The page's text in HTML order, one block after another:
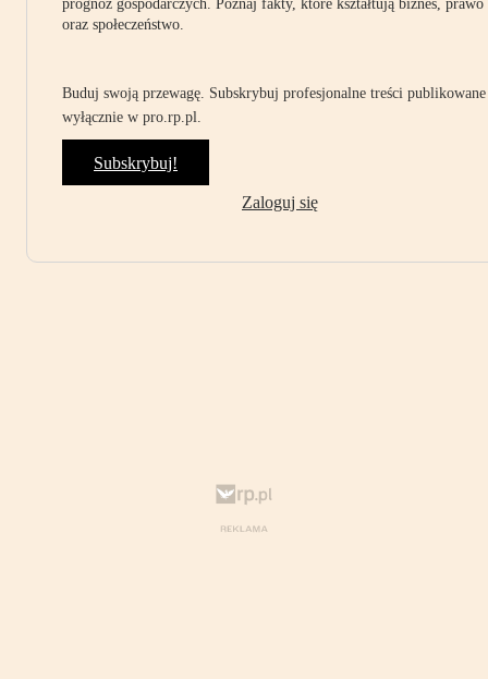
prognoz gospodarczych. Poznaj fakty, które kształtują biznes, prawo
oraz społeczeństwo.
Buduj swoją przewagę. Subskrybuj profesjonalne treści publikowane
wyłącznie w pro.rp.pl.
Subskrybuj!
Zaloguj się